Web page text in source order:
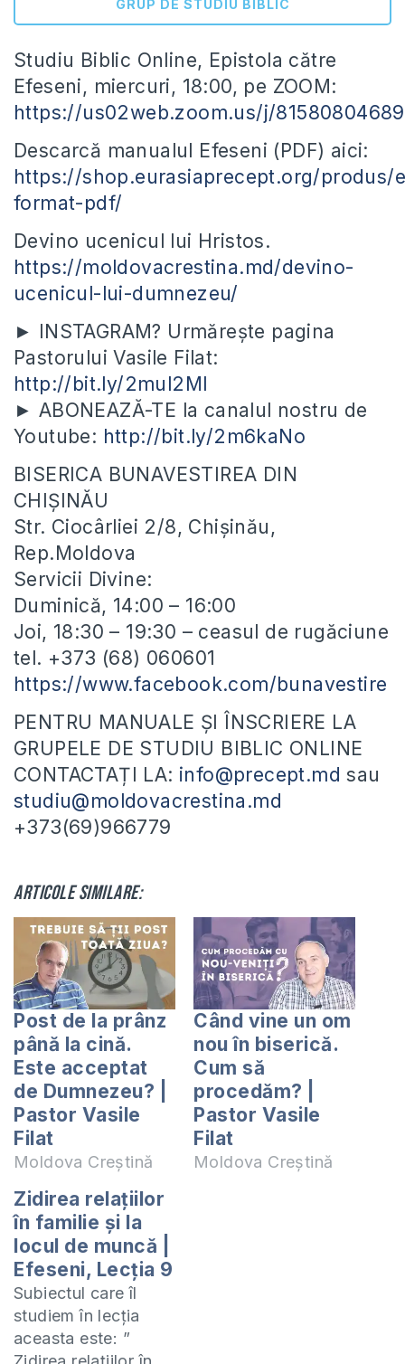
GRUP DE STUDIU BIBLIC
Studiu Biblic Online, Epistola către
Efeseni, miercuri, 18:00, pe ZOOM:
https://us02web.zoom.us/j/81580804689
Descarcă manualul Efeseni (PDF) aici:
https://shop.eurasiaprecept.org/produs/
format-pdf/
Devino ucenicul lui Hristos.
https://moldovacrestina.md/devino-
ucenicul-lui-dumnezeu/
► INSTAGRAM? Urmărește pagina
Pastorului Vasile Filat:
http://bit.ly/2mul2Ml
► ABONEAZĂ-TE la canalul nostru de
Youtube: http://bit.ly/2m6kaNo
BISERICA BUNAVESTIREA DIN
CHIȘINĂU
Str. Ciocârliei 2/8, Chișinău,
Rep.Moldova
Servicii Divine:
Duminică, 14:00 – 16:00
Joi, 18:30 – 19:30 – ceasul de rugăciune
tel. +373 (68) 060601
https://www.facebook.com/bunavestire
PENTRU MANUALE ȘI ÎNSCRIERE LA
GRUPELE DE STUDIU BIBLIC ONLINE
CONTACTAȚI LA: info@precept.md sau
studiu@moldovacrestina.md
+373(69)966779
Articole similare:
Post de la prânz
până la cină.
Este acceptat
de Dumnezeu? |
Pastor Vasile
Filat
Moldova Creștină
Când vine un om
nou în biserică.
Cum să
procedăm? |
Pastor Vasile
Filat
Moldova Creștină
Zidirea relațiilor
în familie și la
locul de muncă |
Efeseni, Lecția 9
Subiectul care îl
studiem în lecția
aceasta este: ”